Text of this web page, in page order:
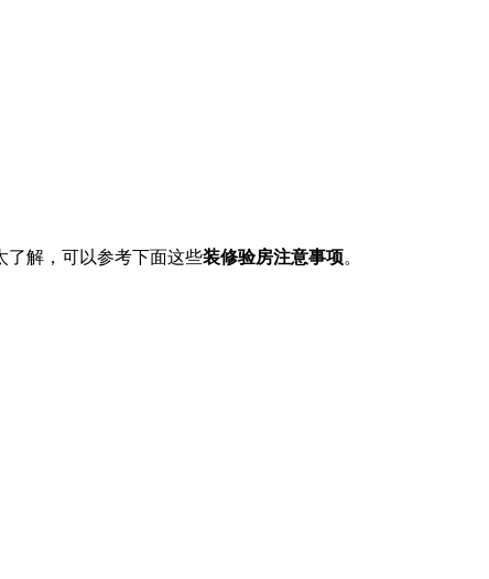
了解，可以参考下面这些装修验房注意事项。